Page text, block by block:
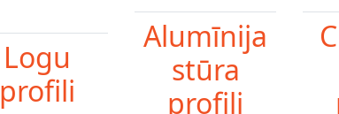
Logu
profili
Alumīnija
stūra
profili